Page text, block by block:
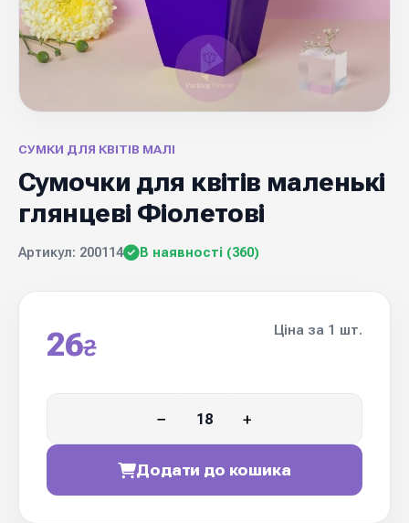
СУМКИ ДЛЯ КВІТІВ МАЛІ
Сумочки для квітів маленькі
глянцеві Фіолетові
Артикул: 200114 В наявності (360)
26₴
Ціна за 1 шт.
− +
Додати до кошика